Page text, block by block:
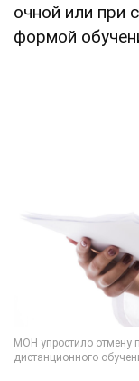
очной или при
формой